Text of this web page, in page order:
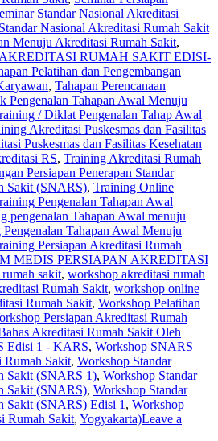
Standar Nasional Akreditasi
Nasional Akreditasi Rumah Sakit
Menuju Akreditasi Rumah Sakit,
RUMAH SAKIT EDISI-
Pelatihan dan Pengembangan
, Tahapan Perencanaan
Pengenalan Tahapan Awal Menuju
/ Diklat Pengenalan Tahap Awal
Akreditasi Puskesmas dan Fasilitas
Puskesmas dan Fasilitas Kesehatan
RS, Training Akreditasi Rumah
Persiapan Penerapan Standar
Sakit (SNARS), Training Online
Pengenalan Tahapan Awal
pengenalan Tahapan Awal menuju
Tahapan Awal Menuju
Persiapan Akreditasi Rumah
MEDIS PERSIAPAN AKREDITASI
sakit, workshop akreditasi rumah
Rumah Sakit, workshop online
Rumah Sakit, Workshop Pelatihan
Persiapan Akreditasi Rumah
Akreditasi Rumah Sakit Oleh
Edisi 1 - KARS, Workshop SNARS
Sakit, Workshop Standar
Sakit (SNARS 1), Workshop Standar
Sakit (SNARS), Workshop Standar
Sakit (SNARS) Edisi 1 , Workshop
Rumah Sakit, Yogyakarta)Leave a